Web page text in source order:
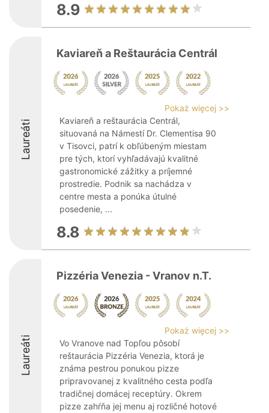
8.9
Laureáti
Kaviareň a Reštaurácia Centrál
Pokaż więcej >>
Kaviareň a reštaurácia Centrál,
situovaná na Námestí Dr. Clementisa 90
v Tisovci, patrí k obľúbeným miestam
pre tých, ktorí vyhľadávajú kvalitné
gastronomické zážitky a príjemné
prostredie. Podnik sa nachádza v
centre mesta a ponúka útulné
posedenie, ...
8.8
Laureáti
Pizzéria Venezia - Vranov n.T.
Pokaż więcej >>
Vo Vranove nad Topľou pôsobí
reštaurácia Pizzéria Venezia, ktorá je
známa pestrou ponukou pizze
pripravovanej z kvalitného cesta podľa
tradičnej domácej receptúry. Okrem
pizze zahŕňa jej menu aj rozličné hotové